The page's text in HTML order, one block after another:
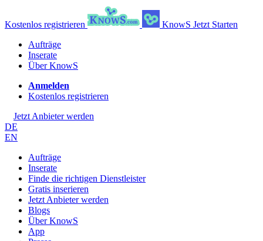
Kostenlos registrieren KnowS Jetzt Starten
Aufträge
Inserate
Über KnowS
Anmelden
Kostenlos registrieren
Jetzt Anbieter werden
DE
EN
Aufträge
Inserate
Finde die richtigen Dienstleister
Gratis inserieren
Jetzt Anbieter werden
Blogs
Über KnowS
App